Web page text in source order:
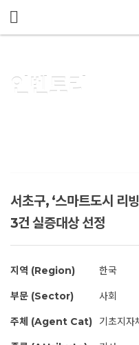
인벤토리
서초구, ‘스마트도시 리
3건 실증대상 선정
지역 (Region) 한국
부문 (Sector) 사회
주체 (Agent Cat) 기초지자